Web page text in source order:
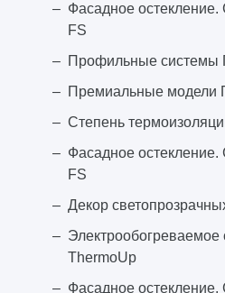
Фасадное
FS
Профильные системы
Премиальные модели
Степень
Фасадное
FS
Декор
Электрообогреваемое
ThermoUp
Фасадное